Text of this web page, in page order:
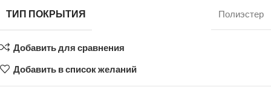
ТИП ПОКРЫТИЯ Полиэстер
Добавить для сравнения
Добавить в список желаний